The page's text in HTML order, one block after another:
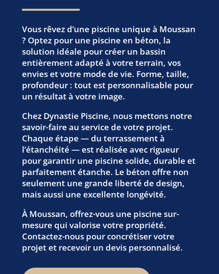
Vous rêvez d’une piscine unique à Moussan
? Optez pour une piscine en béton, la
solution idéale pour créer un bassin
entièrement adapté à votre terrain, vos
envies et votre mode de vie. Forme, taille,
profondeur : tout est personnalisable pour
un résultat à votre image.
Chez Dynastie Piscine, nous mettons notre
savoir-faire au service de votre projet.
Chaque étape — du terrassement à
l’étanchéité — est réalisée avec rigueur
pour garantir une piscine solide, durable et
parfaitement étanche. Le béton offre non
seulement une grande liberté de design,
mais aussi une excellente longévité.
À Moussan, offrez-vous une piscine sur-
mesure qui valorise votre propriété.
Contactez-nous pour concrétiser votre
projet et recevoir un devis personnalisé.